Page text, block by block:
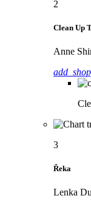
2
Clean Up
Anne
3
Řeka
Lenka